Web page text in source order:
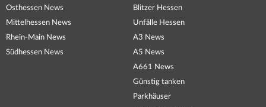
Osthessen News
Mittelhessen News
Rhein-Main News
Südhessen News
Blitzer Hessen
Unfälle Hessen
A3 News
A5 News
A661 News
Günstig tanken
Parkhäuser